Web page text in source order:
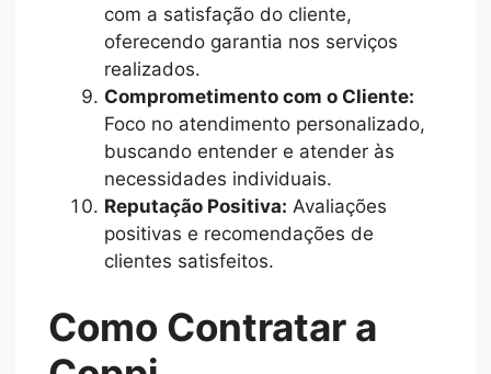
com a satisfação do cliente,
oferecendo garantia nos serviços
realizados.
Comprometimento com o Cliente:
Foco no atendimento personalizado,
buscando entender e atender às
necessidades individuais.
Reputação Positiva: Avaliações
positivas e recomendações de
clientes satisfeitos.
Como Contratar a